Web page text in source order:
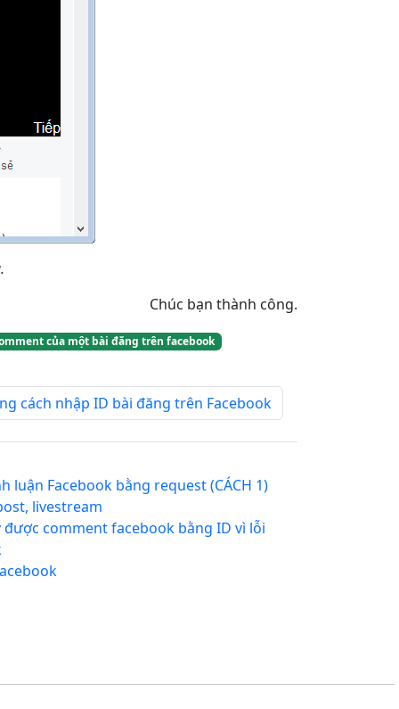
Chúc bạn thành công.
của một bài đăng trên facebook
cách nhập ID bài đăng trên Facebook
luận Facebook bằng request (CÁCH 1)
livestream
được comment facebook bằng ID vì lỗi